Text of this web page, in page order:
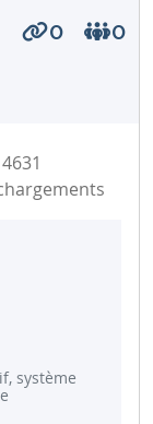
0 0
4631
système